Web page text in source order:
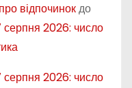
відпочинокдо
серпня 2026: число
серпня 2026: число